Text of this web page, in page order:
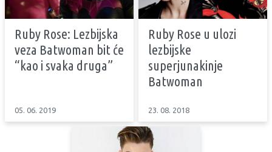
Ruby Rose: Lezbijska
veza Batwoman bit će
“kao i svaka druga”
05. 06. 2019
Ruby Rose u ulozi
lezbijske
superjunakinje
Batwoman
23. 08. 2018